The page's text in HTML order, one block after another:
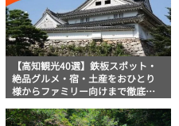
【高知観光40選】鉄板スポット・
絶品グルメ・宿・土産をおひとり
様からファミリー向けまで徹底解